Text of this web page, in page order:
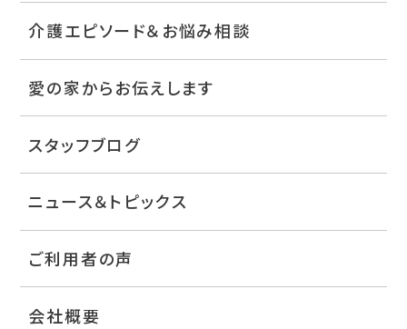
介護エピソード＆お悩み相談
愛の家からお伝えします
スタッフブログ
ニュース＆トピックス
ご利用者の声
会社概要